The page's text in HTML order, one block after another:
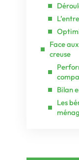
Face
creuse
Bilan
Les